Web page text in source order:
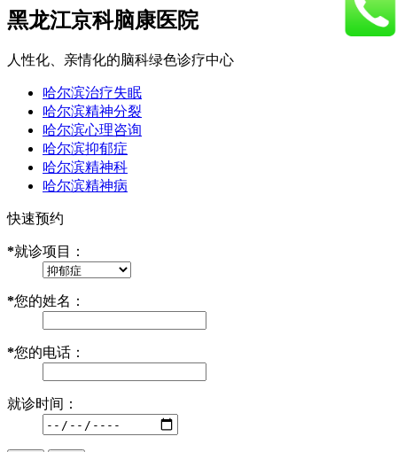
黑龙江京科脑康医院
人性化、亲情化的脑科绿色诊疗中心
哈尔滨治疗失眠
哈尔滨精神分裂
哈尔滨心理咨询
哈尔滨抑郁症
哈尔滨精神科
哈尔滨精神病
快速预约
*就诊项目：
*您的姓名：
*您的电话：
就诊时间：